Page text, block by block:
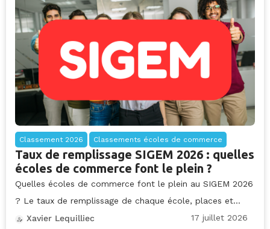
Classement 2026 Classements écoles de commerce
Taux de remplissage SIGEM 2026 : quelles
écoles de commerce font le plein ?
Quelles écoles de commerce font le plein au SIGEM 2026
? Le taux de remplissage de chaque école, places et...
Xavier Lequilliec
17 juillet 2026